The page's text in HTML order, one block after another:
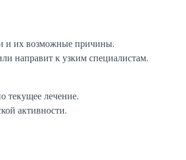
и их возможные причины.
направит к узким специалистам.
текущее лечение.
активности.